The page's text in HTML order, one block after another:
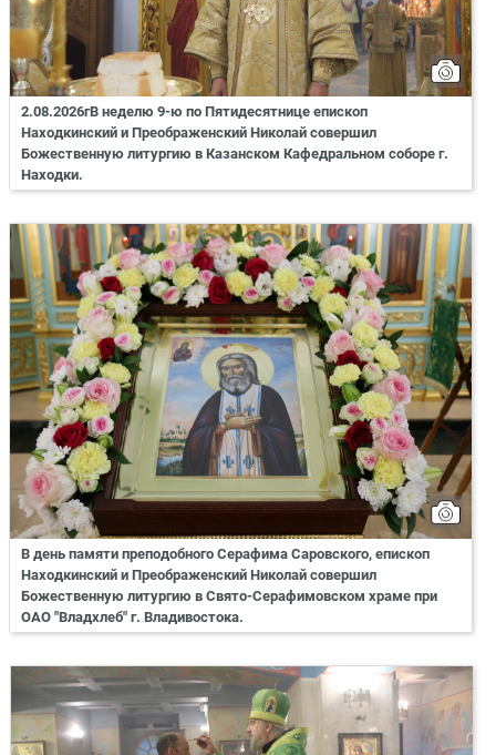
2.08.2026гВ неделю 9-ю по Пятидесятнице епископ
Находкинский и Преображенский Николай совершил
Божественную литургию в Казанском Кафедральном соборе г.
Находки.
В день памяти преподобного Серафима Саровского, епископ
Находкинский и Преображенский Николай совершил
Божественную литургию в Свято-Серафимовском храме при
ОАО "Владхлеб" г. Владивостока.